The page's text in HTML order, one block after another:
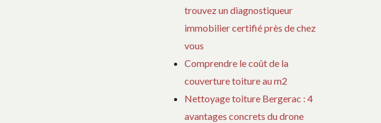
trouvez un diagnostiqueur
immobilier certifié près de chez
vous
Comprendre le coût de la
couverture toiture au m2
Nettoyage toiture Bergerac : 4
avantages concrets du drone